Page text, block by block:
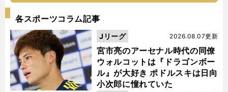
各スポーツコラム記事
宮市亮のアーセナル時代の同僚
ウォルコットは『ドラゴンボー
ル』が大好き ポドルスキは日向
小次郎に憧れていた
2026.08.07更新
Jリーグ